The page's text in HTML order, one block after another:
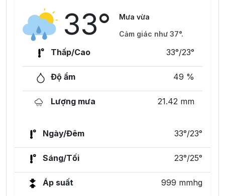
33°
Mưa vừa
Cảm giác như 37°.
Thấp/Cao 33°/23°
Độ ẩm 49 %
Lượng mưa 21.42 mm
Ngày/Đêm 33°/23°
Sáng/Tối 23°/25°
Áp suất 999 mmhg